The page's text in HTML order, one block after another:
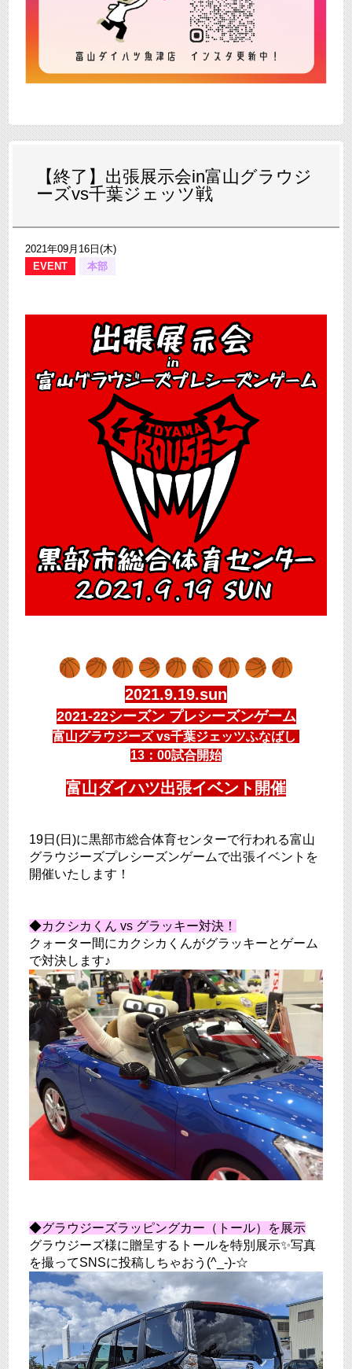
【終了】出張展示会in富山グラウジ
ーズvs千葉ジェッツ戦
2021年09月16日(木)
EVENT
本部
2021.9.19.sun
2021-22シーズン プレシーズンゲーム
富山グラウジーズ vs千葉ジェッツふなばし
13：00試合開始
富山ダイハツ出張イベント開催
19日(日)に黒部市総合体育センターで行われる富山
グラウジーズプレシーズンゲームで出張イベントを
開催いたします！
◆カクシカくん vs グラッキー対決！
クォーター間にカクシカくんがグラッキーとゲーム
で対決します♪
◆グラウジーズラッピングカー（トール）を展示
グラウジーズ様に贈呈するトールを特別展示✨写真
を撮ってSNSに投稿しちゃおう(^_-)-☆